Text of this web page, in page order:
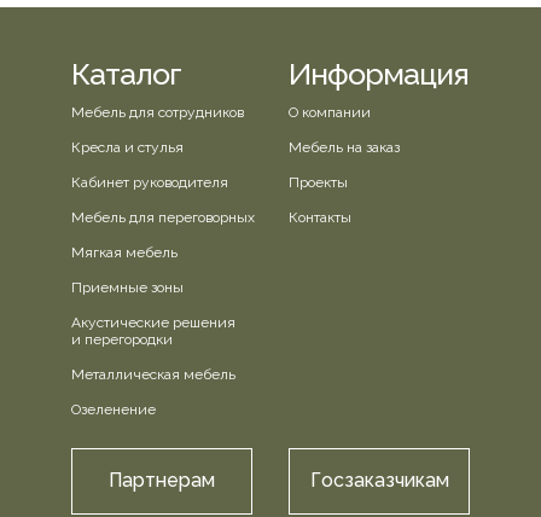
Каталог Информация
Мебель для сотрудников
Акустические решения
и перегородки
Озеленение
Металлическая мебель
Приемные зоны
Мягкая мебель
Мебель для переговорных
Кабинет руководителя
Кресла и стулья
Проекты
Контакты
О компании
Мебель на заказ
Госзаказчикам
Партнерам